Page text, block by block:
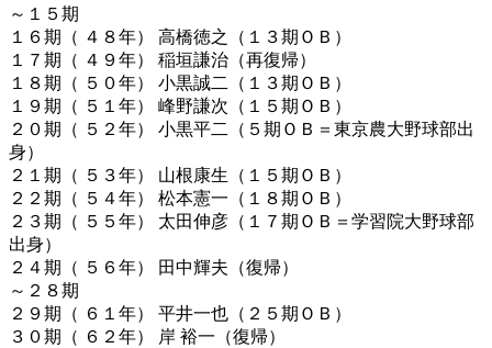
～１５期
１６期（ ４８年） 高橋徳之（１３期ＯＢ）
１７期（ ４９年） 稲垣謙治（再復帰）
１８期（ ５０年） 小黒誠二（１３期ＯＢ）
１９期（ ５１年） 峰野謙次（１５期ＯＢ）
２０期（ ５２年） 小黒平二（５期ＯＢ＝東京農大野球部出
身）
２１期（ ５３年） 山根康生（１５期ＯＢ）
２２期（ ５４年） 松本憲一（１８期ＯＢ）
２３期（ ５５年） 太田伸彦（１７期ＯＢ＝学習院大野球部
出身）
２４期（ ５６年） 田中輝夫（復帰）
～２８期
２９期（ ６１年） 平井一也（２５期ＯＢ）
３０期（ ６２年） 岸 裕一（復帰）